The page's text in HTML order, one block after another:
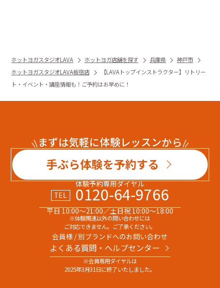
ホットヨガスタジオLAVA ホットヨガ店舗を探す 兵庫県
神戸市
ホットヨガスタジオLAVA板宿店
【LAVAトップインストラクター】リトリー
ト・イベント・講座情報も！ご予約はお早めに！
まずは気軽に体験レッスンから
手ぶら体験を予約する
体験予約専用ダイヤル
TEL
0120-64-9766
平日 10:00～21:00／土日祝 10:00～18:00
※体験関連以外の問い合わせには
ご対応できません。ご了承ください。
会員様 / 別ブランドへのお問い合わせ
よくある質問・へルプセンター
※会員専用ダイヤルは
2025年3月31日に終了いたしました。